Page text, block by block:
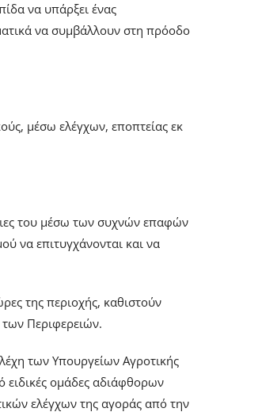
να υπάρξει ένας
να συμβάλλουν στη πρόοδο
μέσω ελέγχων, εποπτείας εκ
του μέσω των συχνών επαφών
να επιτυγχάνονται και να
της περιοχής, καθιστούν
των Περιφερειών.
των Υπουργείων Αγροτικής
ειδικές ομάδες αδιάφθορων
ελέγχων της αγοράς από την